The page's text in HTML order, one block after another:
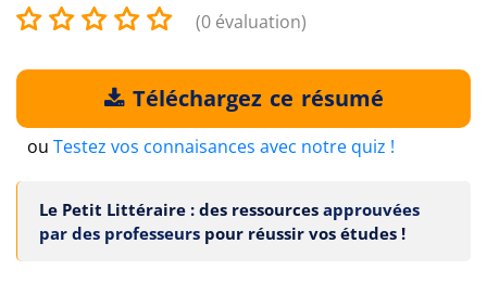
(0 évaluation)
Téléchargez ce résumé
ou Testez vos connaisances avec notre quiz !
Le Petit Littéraire : des ressources approuvées
par des professeurs pour réussir vos études !